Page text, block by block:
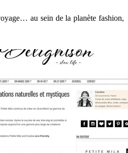
au sein de la planète fashion,